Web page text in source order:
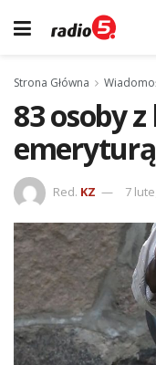
Strona Główna
83 osoby
emeryturą
Red. KZ 7